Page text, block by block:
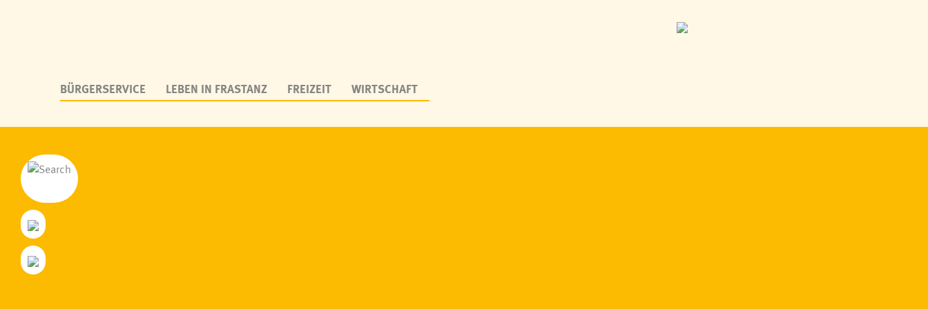
BÜRGERSERVICE LEBEN IN FRASTANZ FREIZEIT WIRTSCHAFT